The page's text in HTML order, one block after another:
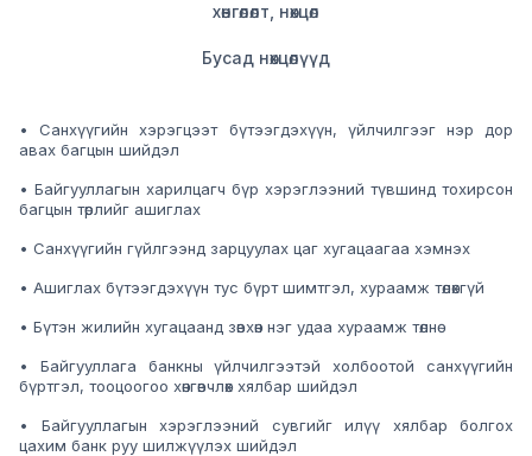
хөнгөлөлт, нөхцөл
Бусад нөхцөлүүд
• Санхүүгийн хэрэгцээт бүтээгдэхүүн, үйлчилгээг нэр дор
авах багцын шийдэл
• Байгууллагын харилцагч бүр хэрэглээний түвшинд тохирсон
багцын төрлийг ашиглах
• Санхүүгийн гүйлгээнд зарцуулах цаг хугацаагаа хэмнэх
• Ашиглах бүтээгдэхүүн тус бүрт шимтгэл, хураамж төлөхгүй
• Бүтэн жилийн хугацаанд зөвхөн нэг удаа хураамж төлнө
• Байгууллага банкны үйлчилгээтэй холбоотой санхүүгийн
бүртгэл, тооцоогоо хөнгөвчлөх хялбар шийдэл
• Байгууллагын хэрэглээний сувгийг илүү хялбар болгох
цахим банк руу шилжүүлэх шийдэл